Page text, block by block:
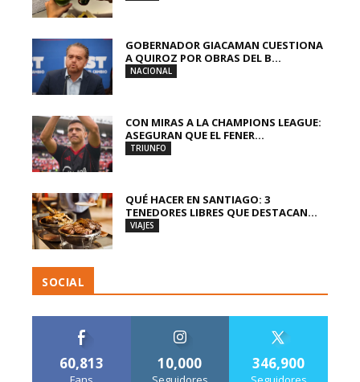
GOBERNADOR GIACAMAN CUESTIONA
A QUIROZ POR OBRAS DEL B...
NACIONAL
CON MIRAS A LA CHAMPIONS LEAGUE:
ASEGURAN QUE EL FENER...
TRIUNFO
QUÉ HACER EN SANTIAGO: 3
TENEDORES LIBRES QUE DESTACAN...
VIAJES
SOCIAL
60,813 10,000 346,900